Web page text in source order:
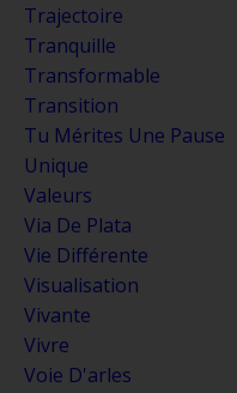
Trajectoire
Tranquille
Transformable
Transition
Tu Mérites Une Pause
Unique
Valeurs
Via De Plata
Vie Différente
Visualisation
Vivante
Vivre
Voie D'arles